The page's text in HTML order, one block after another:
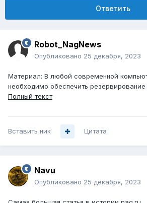
Ответить
Robot_NagNews
Опубликовано 25 декабря, 2023
Материал: В любой современной
необходимо обеспечить резервирование
Полный текст
Вставить ник Цитата
Navu
Опубликовано 25 декабря, 2023